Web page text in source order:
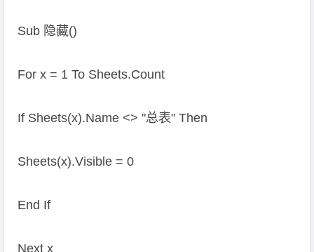
Sub 隐藏()
For x = 1 To Sheets.Count
If Sheets(x).Name <> "总表" Then
Sheets(x).Visible = 0
End If
Next x